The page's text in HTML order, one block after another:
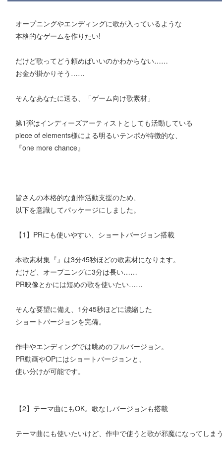
オープニングやエンディングに歌が入っているような
本格的なゲームを作りたい!
だけど歌ってどう頼めばいいのかわからない……
お金が掛かりそう……
そんなあなたに送る、「ゲーム向け歌素材」
第1弾はインディーズアーティストとしても活動している
piece of elements様による明るいテンポが特徴的な、
『one more chance』
皆さんの本格的な創作活動支援のため、
以下を意識してパッケージにしました。
【1】PRにも使いやすい、ショートバージョン搭載
本歌素材集『』は3分45秒ほどの歌素材になります。
だけど、オープニングに3分は長い……
PR映像とかには短めの歌を使いたい……
そんな要望に備え、1分45秒ほどに濃縮した
ショートバージョンを完備。
作中やエンディングでは眺めのフルバージョン。
PR動画やOPにはショートバージョンと、
使い分けが可能です。
【2】テーマ曲にもOK。歌なしバージョンも搭載
テーマ曲にも使いたいけど、作中で使うと歌が邪魔になってし